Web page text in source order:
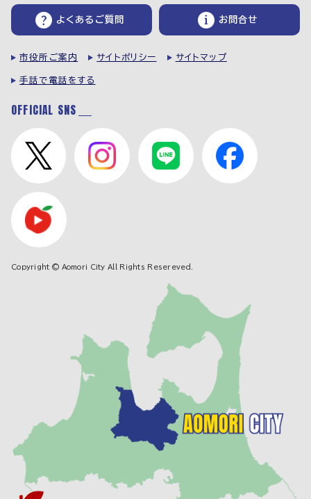
よくあるご質問 お問合せ
市役所ご案内 サイトポリシー サイトマップ
手話で電話をする
OFFICIAL SNS
Copyright © Aomori City All Rights Resereved.